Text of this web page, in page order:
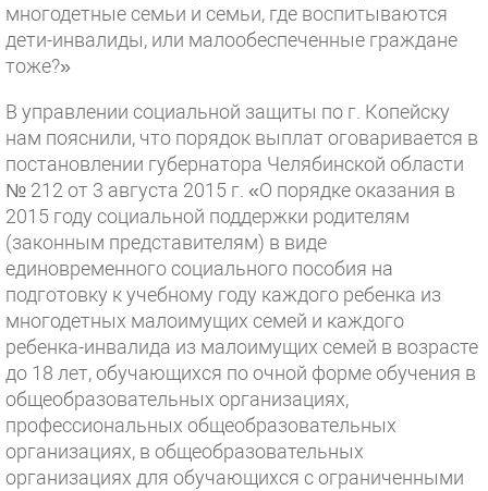
многодетные семьи и семьи, где воспитываются
дети-инвалиды, или малообеспеченные граждане
тоже?»
В управлении социальной защиты по г. Копейску
нам пояснили, что порядок выплат оговаривается в
постановлении губернатора Челябинской области
№ 212 от 3 августа 2015 г. «О порядке оказания в
2015 году социальной поддержки родителям
(законным представителям) в виде
единовременного социального пособия на
подготовку к учебному году каждого ребенка из
многодетных малоимущих семей и каждого
ребенка-инвалида из малоимущих семей в возрасте
до 18 лет, обучающихся по очной форме обучения в
общеобразовательных организациях,
профессиональных общеобразовательных
организациях, в общеобразовательных
организациях для обучающихся с ограниченными